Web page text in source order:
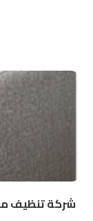
شركة تنظيف